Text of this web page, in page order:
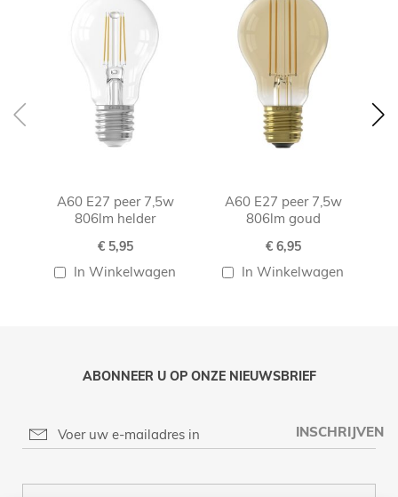
A60 E27 peer 7,5w
806lm helder
€ 5,95
In Winkelwagen
A60 E27 peer 7,5w
806lm goud
€ 6,95
In Winkelwagen
ABONNEER U OP ONZE NIEUWSBRIEF
INSCHRIJVEN